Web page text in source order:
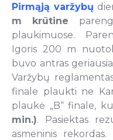
Pirmąją varžybų
m krūtine
plaukimuose.
Igoris 200 m
buvo antras
Varžybų
finale plaukti ne
plaukė „B“ finale,
min.). Pasiektas
asmeninis rekordas.